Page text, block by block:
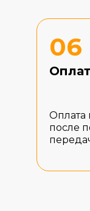
06
Оплата
после